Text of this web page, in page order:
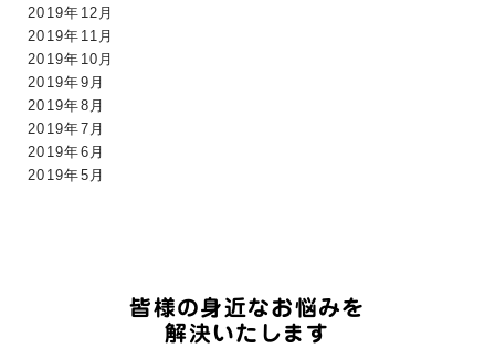
2019年12月
2019年11月
2019年10月
2019年9月
2019年8月
2019年7月
2019年6月
2019年5月
皆様の身近なお悩みを
解決いたします